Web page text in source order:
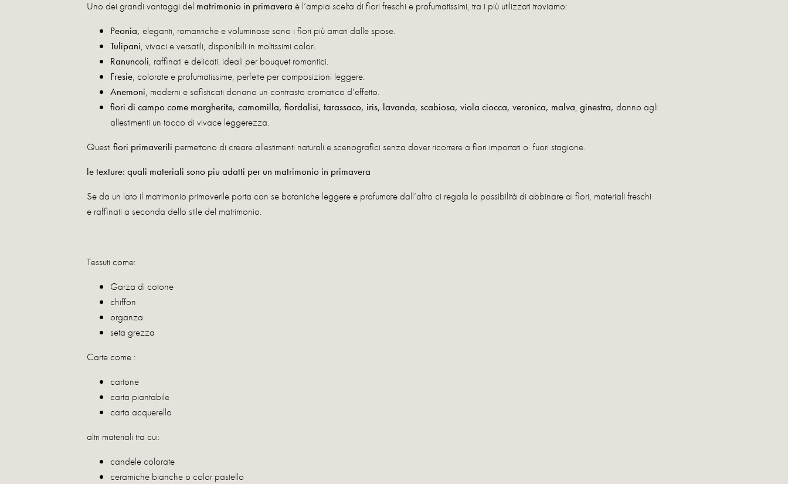
Uno dei grandi vantaggi del matrimonio in primavera è l’ampia scelta di fiori freschi e profumatissimi, tra i più utilizzati troviamo:
Peonia, eleganti, romantiche e voluminose sono i fiori più amati dalle spose.
Tulipani, vivaci e versatili, disponibili in moltissimi colori.
Ranuncoli, raffinati e delicati. ideali per bouquet romantici.
Fresie, colorate e profumatissime, perfette per composizioni leggere.
Anemoni, moderni e sofisticati donano un contrasto cromatico d’effetto.
fiori di campo come margherite, camomilla, fiordalisi, tarassaco, iris, lavanda, scabiosa, viola ciocca, veronica, malva, ginestra, danno agli
allestimenti un tocco di vivace leggerezza.
Questi fiori primaverili permettono di creare allestimenti naturali e scenografici senza dover ricorrere a fiori importati o fuori stagione.
le texture: quali materiali sono piu adatti per un matrimonio in primavera
Se da un lato il matrimonio primaverile porta con se botaniche leggere e profumate dall’altro ci regala la possibilità di abbinare ai fiori, materiali freschi
e raffinati a seconda dello stile del matrimonio.
Tessuti come:
Garza di cotone
chiffon
organza
seta grezza
Carte come :
cartone
carta piantabile
carta acquerello
altri materiali tra cui:
candele colorate
ceramiche bianche o color pastello